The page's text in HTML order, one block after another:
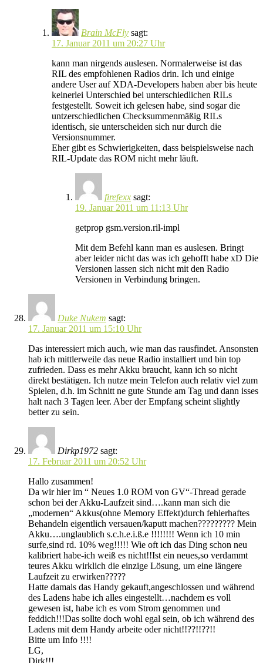
Brain McFly sagt:
17. Januar 2011 um 20:27 Uhr
kann man nirgends auslesen. Normalerweise ist das
RIL des empfohlenen Radios drin. Ich und einige
andere User auf XDA-Developers haben aber bis heute
keinerlei Unterschied bei unterschiedlichen RILs
festgestellt. Soweit ich gelesen habe, sind sogar die
untzerschiedlichen Checksummenmäßig RILs
identisch, sie unterscheiden sich nur durch die
Versionsnummer.
Eher gibt es Schwierigkeiten, dass beispielsweise nach
RIL-Update das ROM nicht mehr läuft.
firefexx sagt:
19. Januar 2011 um 11:13 Uhr
getprop gsm.version.ril-impl
Mit dem Befehl kann man es auslesen. Bringt
aber leider nicht das was ich gehofft habe xD Die
Versionen lassen sich nicht mit den Radio
Versionen in Verbindung bringen.
Duke Nukem sagt:
17. Januar 2011 um 15:10 Uhr
Das interessiert mich auch, wie man das rausfindet. Ansonsten
hab ich mittlerweile das neue Radio installiert und bin top
zufrieden. Dass es mehr Akku braucht, kann ich so nicht
direkt bestätigen. Ich nutze mein Telefon auch relativ viel zum
Spielen, d.h. im Schnitt ne gute Stunde am Tag und dann isses
halt nach 3 Tagen leer. Aber der Empfang scheint slightly
better zu sein.
Dirkp1972 sagt:
17. Februar 2011 um 20:52 Uhr
Hallo zusammen!
Da wir hier im “ Neues 1.0 ROM von GV“-Thread gerade
schon bei der Akku-Laufzeit sind….kann man sich die
„modernen“ Akkus(ohne Memory Effekt)durch fehlerhaftes
Behandeln eigentlich versauen/kaputt machen????????? Mein
Akku….unglaublich s.c.h.e.i.ß.e !!!!!!!! Wenn ich 10 min
surfe,sind rd. 10% weg!!!!! Wie oft ich das Ding schon neu
kalibriert habe-ich weiß es nicht!!Ist ein neues,so verdammt
teures Akku wirklich die einzige Lösung, um eine längere
Laufzeit zu erwirken?????
Hatte damals das Handy gekauft,angeschlossen und während
des Ladens habe ich alles eingestellt…nachdem es voll
gewesen ist, habe ich es vom Strom genommen und
feddich!!!Das sollte doch wohl egal sein, ob ich während des
Ladens mit dem Handy arbeite oder nicht!!??!!??!!
Bitte um Info !!!!
LG,